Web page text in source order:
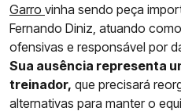
Garro vinha sendo peça
Fernando Diniz, atuando
ofensivas e responsável por
Sua ausência representa
treinador, que precisará
alternativas para manter o